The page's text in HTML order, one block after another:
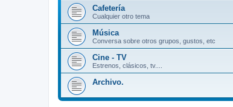
Cafetería
Cualquier otro tema
Música
Conversa sobre otros grupos, gustos, etc
Cine - TV
Estrenos, clásicos, tv....
Archivo.